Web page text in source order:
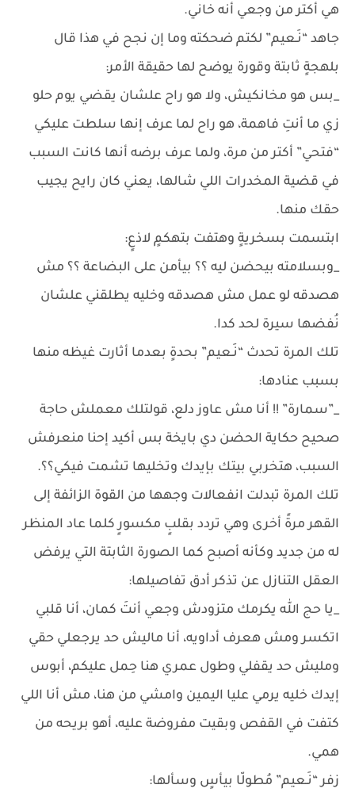
هي أكتر من وجعي أنه خاني.
جاهد “نَـعيم” لكتم ضحكته وما إن نجح في هذا قال
بلهجةٍ ثابتة وقورة يوضح لها حقيقة الأمر:
_بس هو مخانكيش، ولا هو راح علشان يقضي يوم حلو
زي ما أنتِ فاهمة، هو راح لما عرف إنها سلطت عليكي
“فتحي” أكتر من مرة، ولما عرف برضه أنها كانت السبب
في قضية المخدرات اللي شالها، يعني كان رايح يجيب
حقك منها.
ابتسمت بسخريةٍ وهتفت بتهكمٍ لاذعٍ:
_وبسلامته بيحضن ليه ؟؟ بيأمن على البضاعة ؟؟ مش
هصدقه لو عمل مش هصدقه وخليه يطلقني علشان
نُفضها سيرة لحد كدا.
تلك المرة تحدث “نَـعيم” بحدةٍ بعدما أثارت غيظه منها
بسبب عنادها:
_”سمارة” !! أنا مش عاوز دلع، قولتلك معملش حاجة
صحيح حكاية الحضن دي بايخة بس أكيد إحنا منعرفش
السبب، هتخربي بيتك بإيدك وتخليها تشمت فيكي؟؟.
تلك المرة تبدلت انفعالات وجهها من القوة الزائفة إلى
القهر مرةً أخرى وهي تردد بقلبٍ مكسورٍ كلما عاد المنظر
له من جديد وكأنه أصبح كما الصورة الثابتة التي يرفض
العقل التنازل عن تذكر أدق تفاصيلها:
_يا حج الله يكرمك متزودش وجعي أنتَ كمان، أنا قلبي
اتكسر ومش هعرف أداويه، أنا ماليش حد يرجعلي حقي
ومليش حد يقفلي وطول عمري هنا حِمل عليكم، أبوس
إيدك خليه يرمي عليا اليمين وامشي من هنا، مش أنا اللي
كتفت في القفص وبقيت مفروضة عليه، أهو بريحه من
همي.
زفر “نَـعيم” مُطولّا بيأسٍ وسألها: